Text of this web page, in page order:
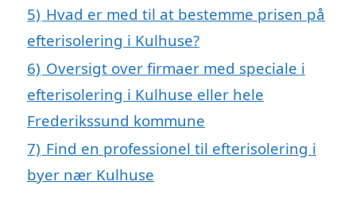
5) Hvad er med til at bestemme prisen på
efterisolering i Kulhuse?
6) Oversigt over firmaer med speciale i
efterisolering i Kulhuse eller hele
Frederikssund kommune
7) Find en professionel til efterisolering i
byer nær Kulhuse